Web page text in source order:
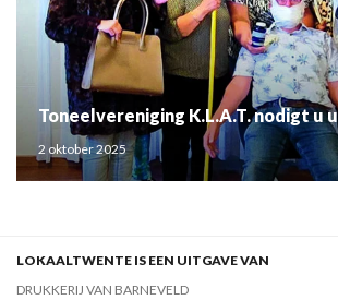
Toneelvereniging K.L.A.T. nodigt u
2 oktober 2025
LOKAALTWENTE IS EEN UITGAVE VAN
DRUKKERIJ VAN BARNEVELD